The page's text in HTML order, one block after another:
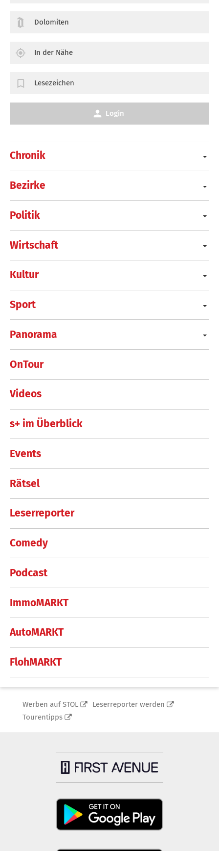
Chronik
Bezirke
Politik
Wirtschaft
Kultur
Sport
Panorama
OnTour
Videos
s+ im Überblick
Events
Rätsel
Leserreporter
Comedy
Podcast
ImmoMARKT
AutoMARKT
FlohMARKT
Dolomiten
In der Nähe
Lesezeichen
Login
Werben auf STOL
Leserreporter werden
Tourentipps